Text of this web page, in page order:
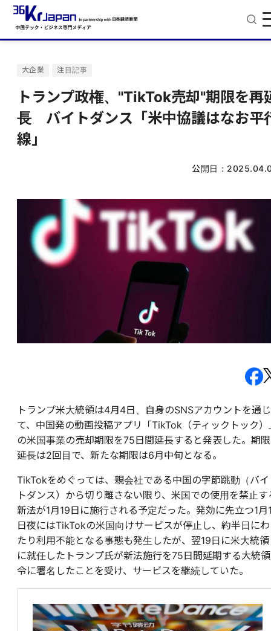
大企業 注目記事
トランプ政権、"TikTok売却"期限を再
長 バイトダンス「米中協議はなお平
線」
公開日：
トランプ米大統領は4月4日、自身のSNSアカウントを通じ
て、中国発の動画投稿アプリ「TikTok（ティックトック）
の米国事業の売却期限を75日間延長すると発表した。期限
延長は2回目で、新たな期限は6月中旬となる。
TikTokをめぐっては、親会社である中国の字節跳動（バイ
トダンス）から切り離さない限り、米国での使用を禁止す
新法が1月19日に施行される予定だった。発効に先立つ1月
日夜にはTikTokの米国向けサービスが停止し、約半日にわ
たり利用不能となる事態も発生したが、翌19日に米大統領
に就任したトランプ氏が新法施行を75日間延期する大統領
令に署名したことを受け、サービスを継続していた。